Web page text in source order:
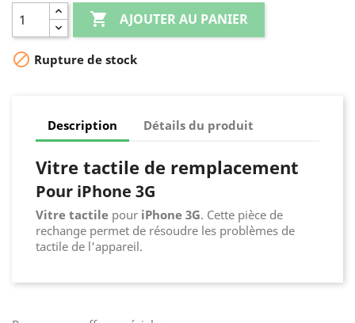
 AJOUTER AU PANIER
 Rupture de stock
Description Détails du produit
Vitre tactile de remplacement
Pour iPhone 3G
Vitre tactile pour iPhone 3G. Cette pièce de
rechange permet de résoudre les problèmes de
tactile de l'appareil.